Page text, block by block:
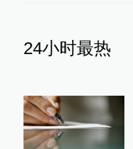
24小时最热